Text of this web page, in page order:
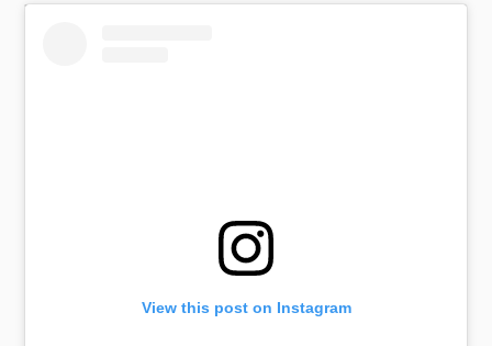
View this post on Instagram